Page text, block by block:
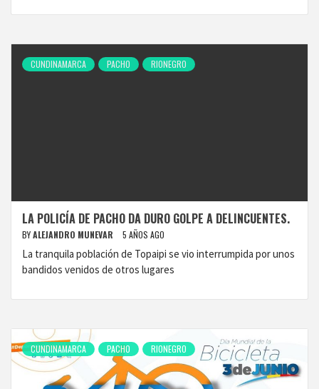
CUNDINAMARCA PACHO RIONEGRO
LA POLICÍA DE PACHO DA DURO GOLPE A DELINCUENTES.
BYALEJANDRO MUNEVAR 5 AÑOS AGO
La tranquila población de Topaipi se vio interrumpida por unos
bandidos venidos de otros lugares
CUNDINAMARCA PACHO RIONEGRO